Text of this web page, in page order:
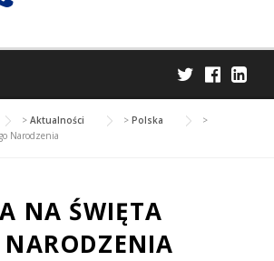
> Aktualności > Polska
>
Narodzenia
NA ŚWIĘTA
NARODZENIA